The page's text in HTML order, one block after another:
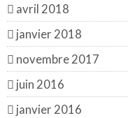
avril 2018
janvier 2018
novembre 2017
juin 2016
janvier 2016